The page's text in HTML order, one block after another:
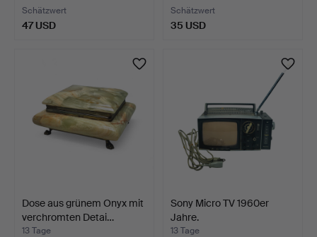
Schätzwert
47 USD
Schätzwert
35 USD
Dose aus grünem Onyx mit
verchromten Detai…
13 Tage
Sony Micro TV 1960er
Jahre.
13 Tage